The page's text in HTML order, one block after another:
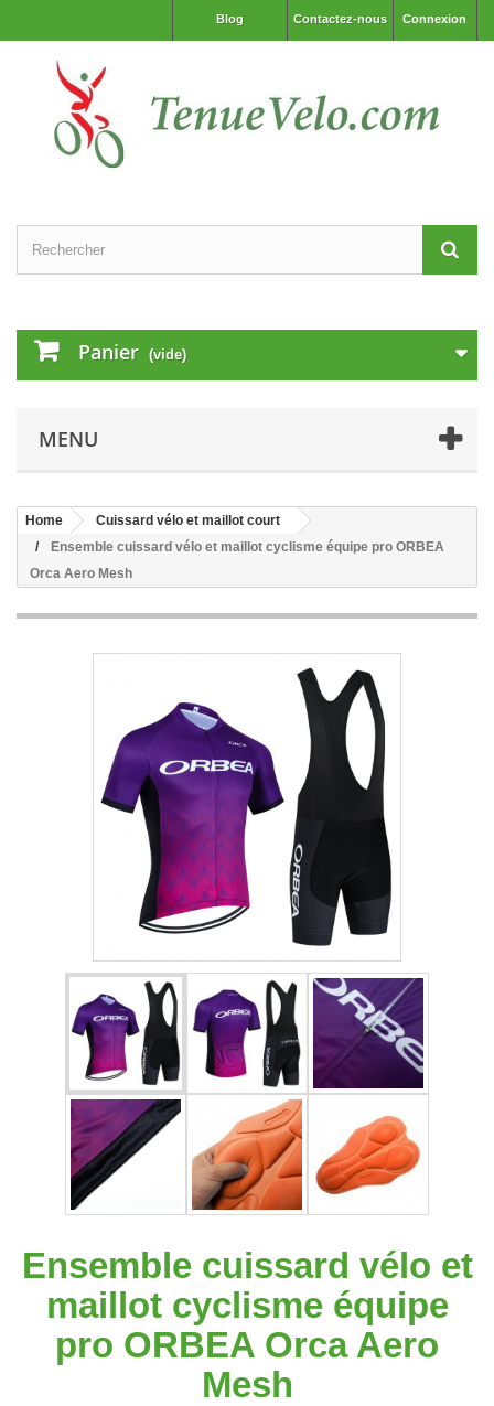
Connexion
Contactez-nous
Blog
Panier (vide)
MENU
Home
Cuissard vélo et maillot court
Ensemble cuissard vélo et maillot cyclisme équipe pro ORBEA
Orca Aero Mesh
Ensemble cuissard vélo et
maillot cyclisme équipe
pro ORBEA Orca Aero
Mesh